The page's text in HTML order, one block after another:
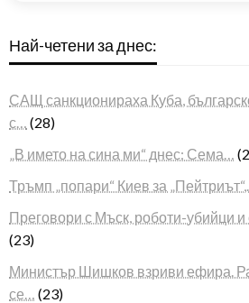
Най-четени за днес:
САЩ санкционираха Куба,
с…
(28)
„В името на сина ми“ днес: Сема…
Тръмп „попари“ Киев за „Пейтриът“,…
Преговори с Мъск, роботи-убийци и
(23)
Министър Шишков взриви ефира.
се…
(23)